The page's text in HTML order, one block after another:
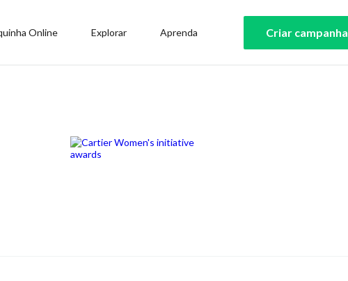
Online Explorar Aprenda Criar campanha